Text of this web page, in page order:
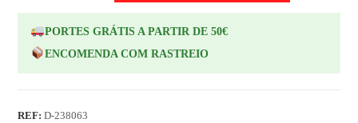
PORTES GRÁTIS A PARTIR DE 50€
ENCOMENDA COM RASTREIO
REF:D-238063